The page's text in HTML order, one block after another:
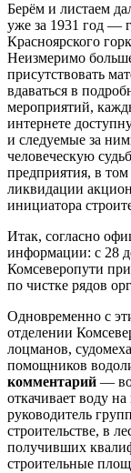
Берём и листаем
уже за 1931 год —
Красноярского
Неизмеримо
присутствовать
вдаваться в
мероприятий,
интернете
и следуемые за
человеческую
предприятия, в
ликвидации
инициатора
Итак, согласно
информации: с 28
Комсеверопути
по чистке рядов
Одновременно с
отделении
лоцманов,
помощников
комментарий —
откачивает воду
руководитель
строительстве, в
получивших
строительные